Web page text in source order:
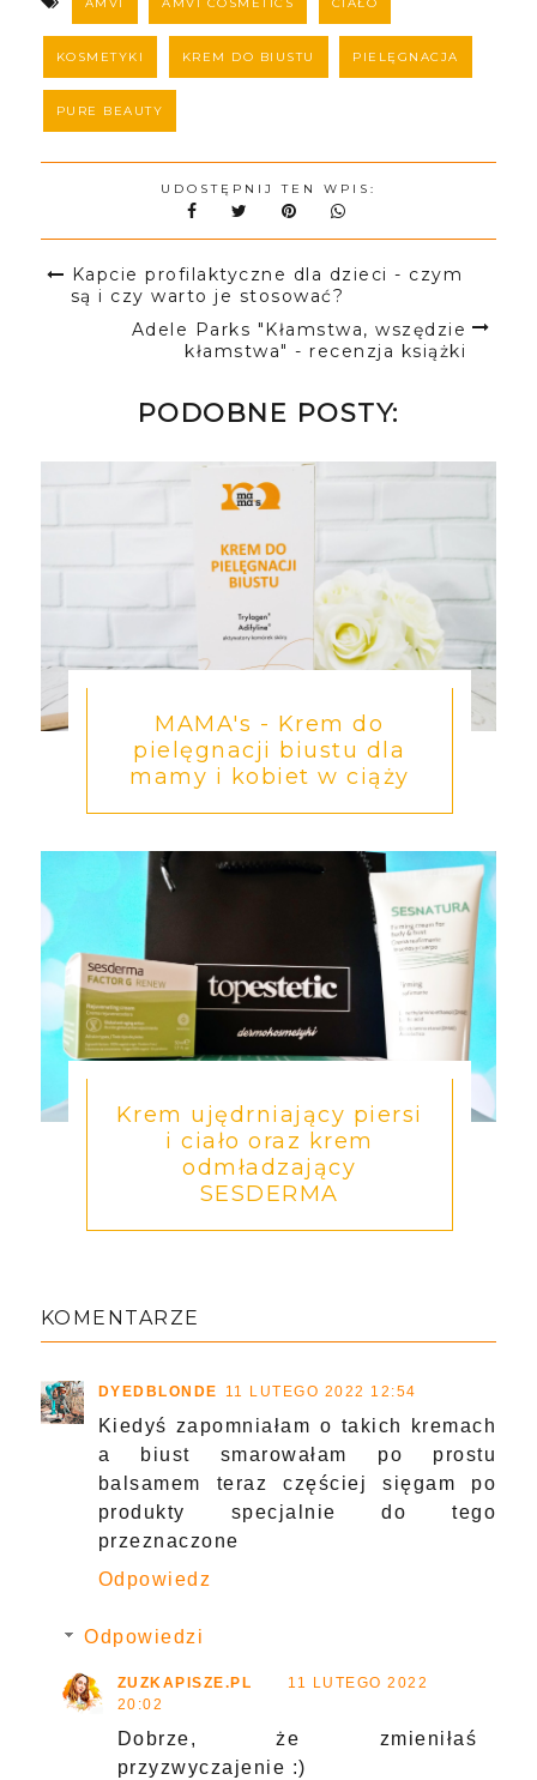
AMVI AMVI COSMETICS CIAŁO
KOSMETYKI KREM DO BIUSTU PIELĘGNACJA
PURE BEAUTY
UDOSTĘPNIJ TEN WPIS:
Kapcie profilaktyczne dla dzieci - czym
są i czy warto je stosować?
Adele Parks "Kłamstwa, wszędzie
kłamstwa" - recenzja książki
PODOBNE POSTY:
MAMA's - Krem do
pielęgnacji biustu dla
mamy i kobiet w ciąży
Krem ujędrniający piersi
i ciało oraz krem
odmładzający
SESDERMA
KOMENTARZE
DYEDBLONDE 11 LUTEGO 2022 12:54
Kiedyś zapomniałam o takich kremach
a biust smarowałam po prostu
balsamem teraz częściej sięgam po
produkty specjalnie do tego
przeznaczone
Odpowiedz
Odpowiedzi
ZUZKAPISZE.PL
11 LUTEGO 2022
20:02
Dobrze, że zmieniłaś
przyzwyczajenie :)